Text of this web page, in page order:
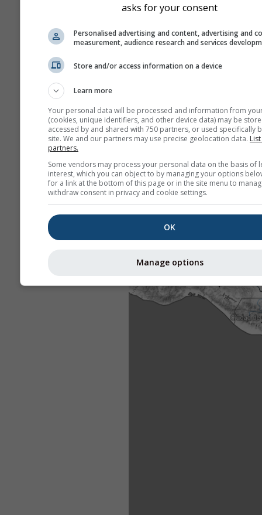
asks for your consent
Personalised advertising and content, advertising and
measurement, audience research and services
Store and/or access information on a device
Learn more
Your personal data will be processed and information from
(cookies, unique identifiers, and other device data) may be
accessed by and shared with 750 partners, or used specifically
site. We and our partners may use precise geolocation data.
partners.
Some vendors may process your personal data on the basis of
interest, which you can object to by managing your options
for a link at the bottom of this page or in the site menu to
withdraw consent in privacy and cookie settings.
OK
Manage options